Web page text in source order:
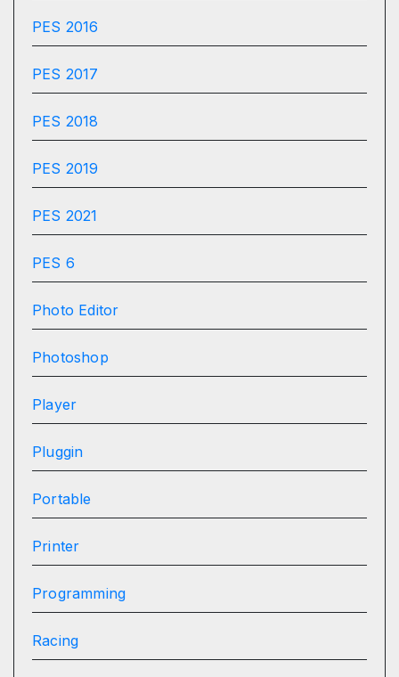
PES 2016
PES 2017
PES 2018
PES 2019
PES 2021
PES 6
Photo Editor
Photoshop
Player
Pluggin
Portable
Printer
Programming
Racing